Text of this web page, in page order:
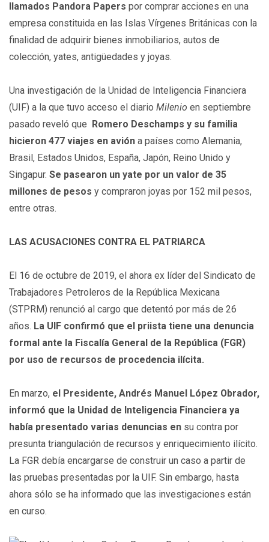
llamados Pandora Papers por comprar acciones en una
empresa constituida en las Islas Vírgenes Británicas con la
finalidad de adquirir bienes inmobiliarios, autos de
colección, yates, antigüedades y joyas.
Una investigación de la Unidad de Inteligencia Financiera
(UIF) a la que tuvo acceso el diario Milenio en septiembre
pasado reveló que Romero Deschamps y su familia
hicieron 477 viajes en avión a países como Alemania,
Brasil, Estados Unidos, España, Japón, Reino Unido y
Singapur. Se pasearon un yate por un valor de 35
millones de pesos y compraron joyas por 152 mil pesos,
entre otras.
LAS ACUSACIONES CONTRA EL PATRIARCA
El 16 de octubre de 2019, el ahora ex líder del Sindicato de
Trabajadores Petroleros de la República Mexicana
(STPRM) renunció al cargo que detentó por más de 26
años. La UIF confirmó que el priista tiene una denuncia
formal ante la Fiscalía General de la República (FGR)
por uso de recursos de procedencia ilícita.
En marzo, el Presidente, Andrés Manuel López Obrador,
informó que la Unidad de Inteligencia Financiera ya
había presentado varias denuncias en su contra por
presunta triangulación de recursos y enriquecimiento ilícito.
La FGR debía encargarse de construir un caso a partir de
las pruebas presentadas por la UIF. Sin embargo, hasta
ahora sólo se ha informado que las investigaciones están
en curso.